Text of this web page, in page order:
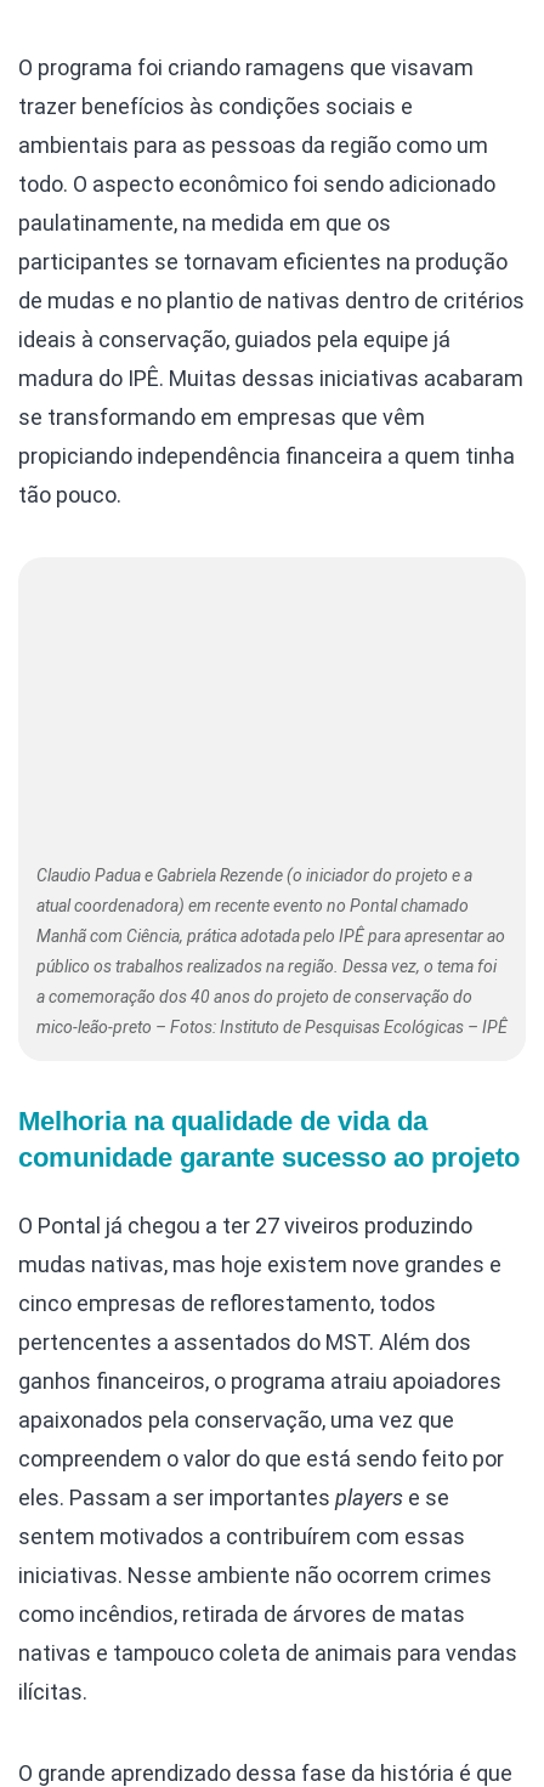
O programa foi criando ramagens que visavam
trazer benefícios às condições sociais e
ambientais para as pessoas da região como um
todo. O aspecto econômico foi sendo adicionado
paulatinamente, na medida em que os
participantes se tornavam eficientes na produção
de mudas e no plantio de nativas dentro de critérios
ideais à conservação, guiados pela equipe já
madura do IPÊ. Muitas dessas iniciativas acabaram
se transformando em empresas que vêm
propiciando independência financeira a quem tinha
tão pouco.
Claudio Padua e Gabriela Rezende (o iniciador do projeto e a
atual coordenadora) em recente evento no Pontal chamado
Manhã com Ciência, prática adotada pelo IPÊ para apresentar ao
público os trabalhos realizados na região. Dessa vez, o tema foi
a comemoração dos 40 anos do projeto de conservação do
mico-leão-preto – Fotos: Instituto de Pesquisas Ecológicas – IPÊ
Melhoria na qualidade de vida da
comunidade garante sucesso ao projeto
O Pontal já chegou a ter 27 viveiros produzindo
mudas nativas, mas hoje existem nove grandes e
cinco empresas de reflorestamento, todos
pertencentes a assentados do MST. Além dos
ganhos financeiros, o programa atraiu apoiadores
apaixonados pela conservação, uma vez que
compreendem o valor do que está sendo feito por
eles. Passam a ser importantes players e se
sentem motivados a contribuírem com essas
iniciativas. Nesse ambiente não ocorrem crimes
como incêndios, retirada de árvores de matas
nativas e tampouco coleta de animais para vendas
ilícitas.
O grande aprendizado dessa fase da história é que